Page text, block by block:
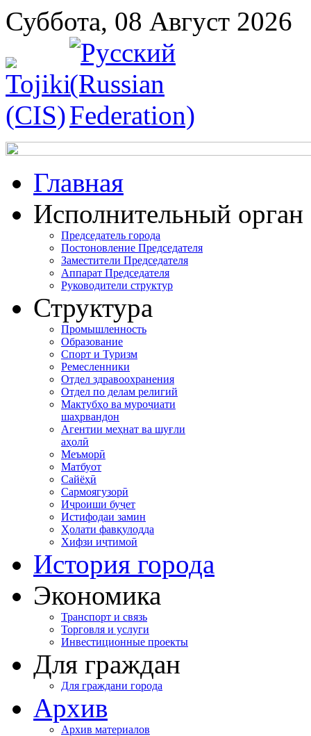
Суббота, 08 Август 2026
Главная
Исполнительный орган
Председатель города
Постоновление Председателя
Заместители Председателя
Аппарат Председателя
Руководители структур
Структура
Промышленность
Образование
Спорт и Туризм
Ремесленники
Отдел здравоохранения
Отдел по делам религий
Мактубҳо ва муроҷиати
шаҳрвандон
Агентии меҳнат ва шуғли
аҳолӣ
Меъморӣ
Матбуот
Сайёҳӣ
Сармоягузорӣ
Иҷроиши буҷет
Истифодаи замин
Ҳолати фавқулодда
Хифзи иҷтимоӣ
История города
Экономика
Транспорт и связь
Торговля и услуги
Инвестиционные проекты
Для граждан
Для граждани города
Архив
Архив материалов